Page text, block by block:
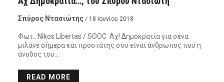
Σπύρος Ντασιώτης / 18 Ιουνίου 2018
Φωτ.: Nikos Libertas / SOOC Αχ! Δημοκρατία για σένα
μιλάνε σήμερα και προστάτης σου είναι άνθρωπος που η
άνοδος του…
READ MORE